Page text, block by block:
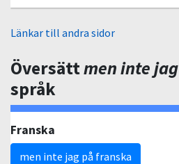
Länkar till andra sidor
Översättmen inte jag
språk
Franska
men inte jag på franska